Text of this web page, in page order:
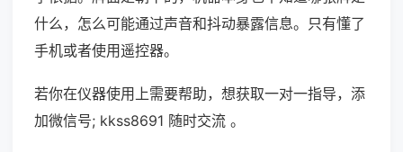
什么，怎么可能通过声音和抖动暴露信息。只有懂了
手机或者使用遥控器。
若你在仪器使用上需要帮助，想获取一对一指导，添
加微信号; kkss8691 随时交流 。